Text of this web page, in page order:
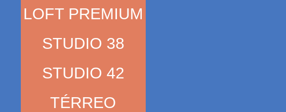
LOFT PREMIUM
STUDIO 38
STUDIO 42
TÉRREO